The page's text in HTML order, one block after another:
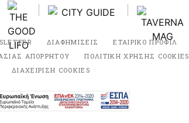
ΔΙΑΦΗΜΙΣΕΙΣ ΕΤΑΙΡΙΚΟ ΠΡΟΦΙΛ
ΑΠΟΡΡΗΤΟΥ
ΠΟΛΙΤΙΚΗ ΧΡΗΣΗΣ COOKIES
ΔΙΑΧΕΙΡΙΣΗ COOKIES